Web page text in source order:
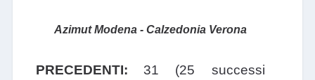
Azimut Modena - Calzedonia Verona
PRECEDENTI:
31 (25 successi